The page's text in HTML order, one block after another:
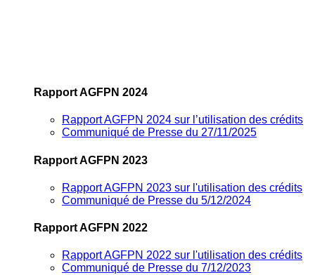
Rapport AGFPN 2024
Rapport AGFPN 2024 sur l’utilisation des crédits
Communiqué de Presse du 27/11/2025
Rapport AGFPN 2023
Rapport AGFPN 2023 sur l'utilisation des crédits
Communiqué de Presse du 5/12/2024
Rapport AGFPN 2022
Rapport AGFPN 2022 sur l'utilisation des crédits
Communiqué de Presse du 7/12/2023